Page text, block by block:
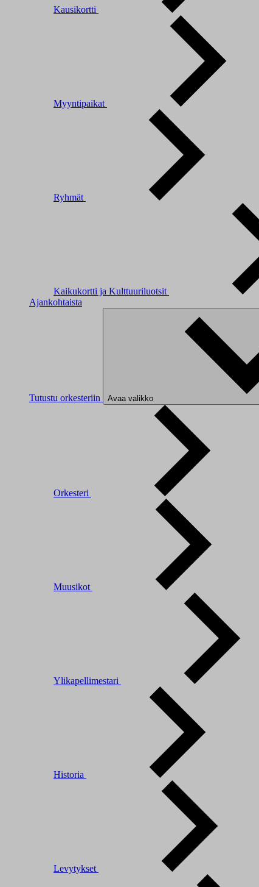
Kausikortti
Myyntipaikat
Ryhmät
Kaikukortti ja Kulttuuriluotsit
Ajankohtaista
Tutustu orkesteriin Avaa valikko
Orkesteri
Muusikot
Ylikapellimestari
Historia
Levytykset